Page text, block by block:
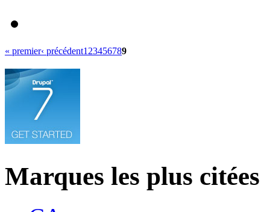
« premier‹ précédent1 23456789
Marques les plus citées